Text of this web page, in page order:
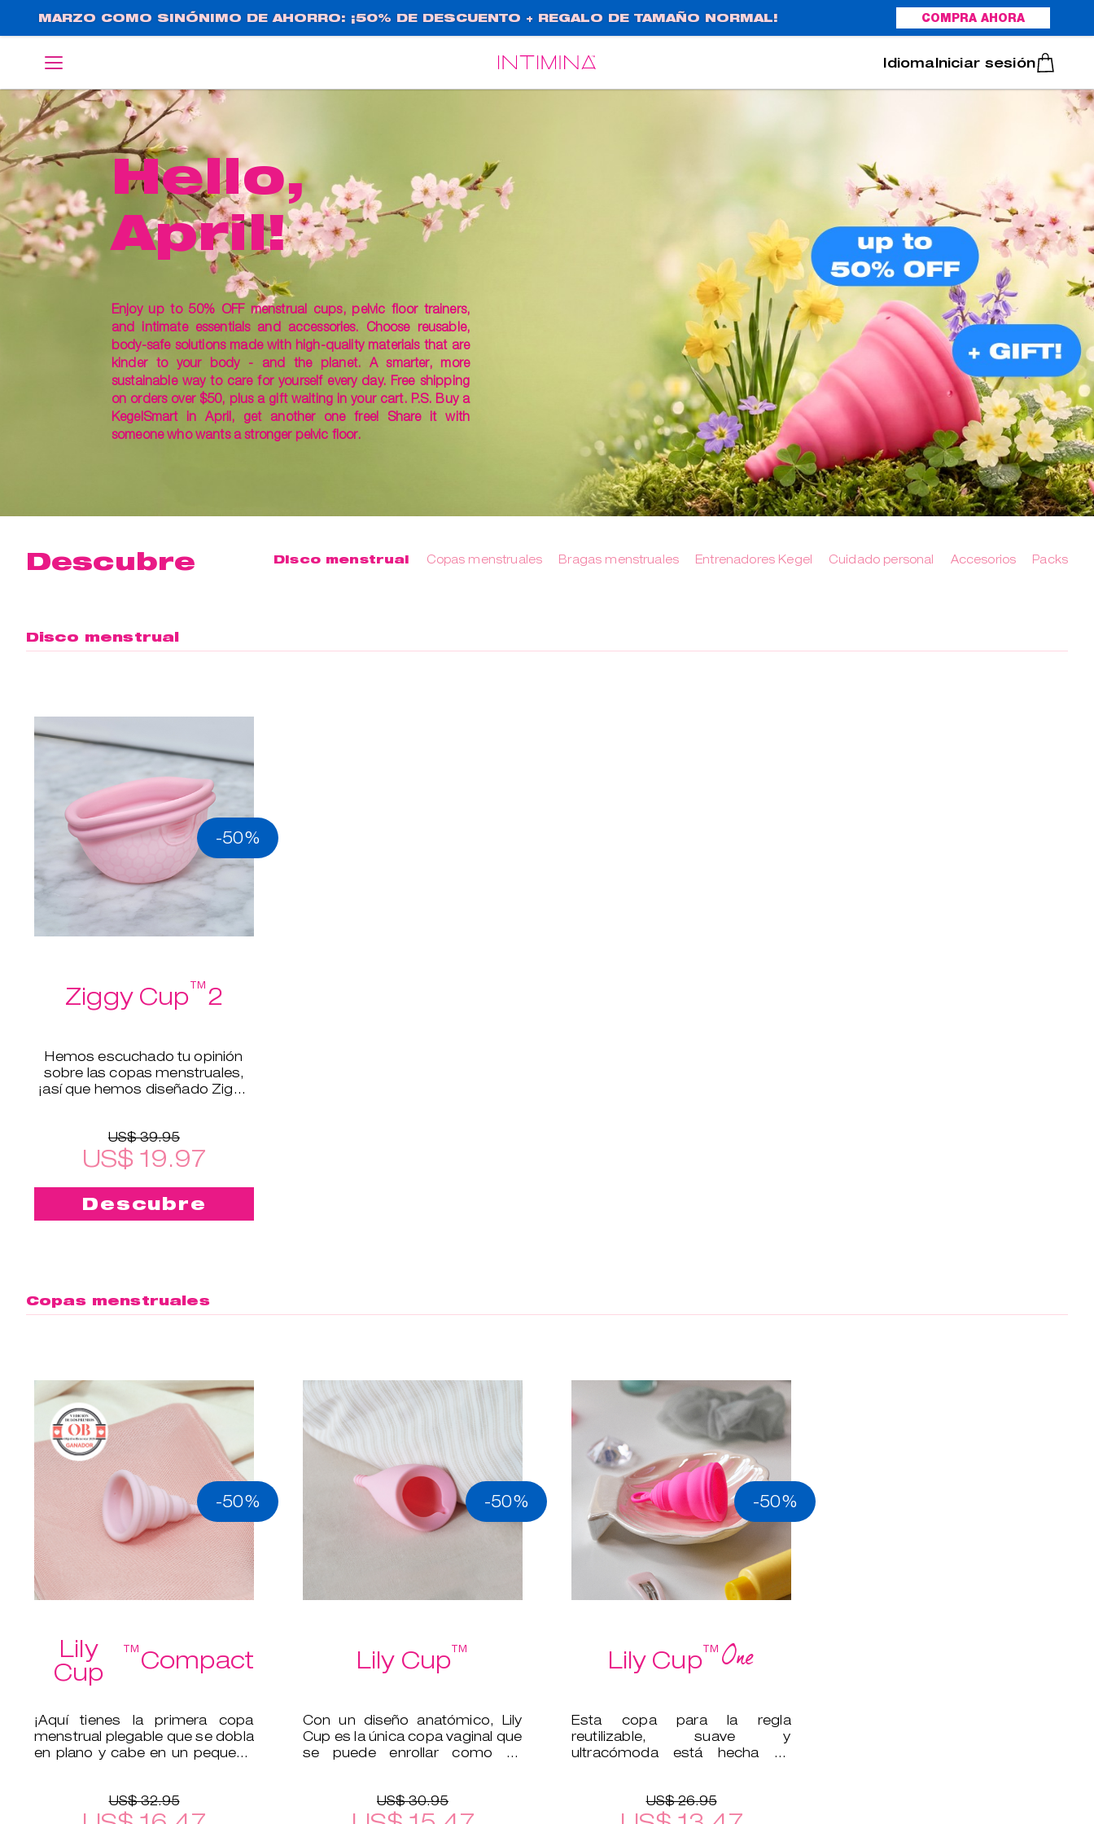
principal
MARZO COMO SINÓNIMO DE AHORRO: ¡50% DE DESCUENTO + REGALO DE TAMAÑO NORMAL! COMPRA AHORA
English Português
Iniciar sesión
Hello,
April!
Enjoy up to 50% OFF menstrual cups, pelvic floor trainers,
and intimate essentials and accessories. Choose reusable,
body-safe solutions made with high-quality materials that are
kinder to your body - and the planet. A smarter, more
sustainable way to care for yourself every day. Free shipping
on orders over $50, plus a gift waiting in your cart. P.S. Buy a
KegelSmart in April, get another one free! Share it with
someone who wants a stronger pelvic floor.
Descubre Disco menstrual Copas menstruales Bragas menstruales Entrenadores Kegel Cuidado personal Accesorios Packs
Disco menstrual
-50%
Ziggy Cup™2
Hemos escuchado tu opinión
sobre las copas menstruales,
¡así que hemos diseñado Ziggy
US$ 39.95
US$ 19.97
Descubre
Copas menstruales
-50%
Lily
Cup
™Compact
¡Aquí tienes la primera copa
menstrual plegable que se dobla
en plano y cabe en un pequeño
US$ 32.95
-50%
Lily Cup™
Con un diseño anatómico, Lily
Cup es la única copa vaginal que
se puede enrollar como un
US$ 30.95
-50%
Lily Cup™One
Esta copa para la regla
reutilizable, suave y
ultracómoda está hecha de
US$ 26.95